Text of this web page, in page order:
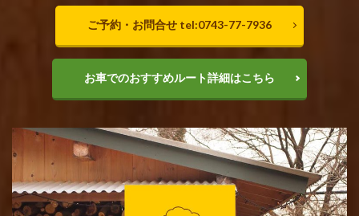
ご予約・お問合せ tel:0743-77-7936
お車でのおすすめルート詳細はこちら